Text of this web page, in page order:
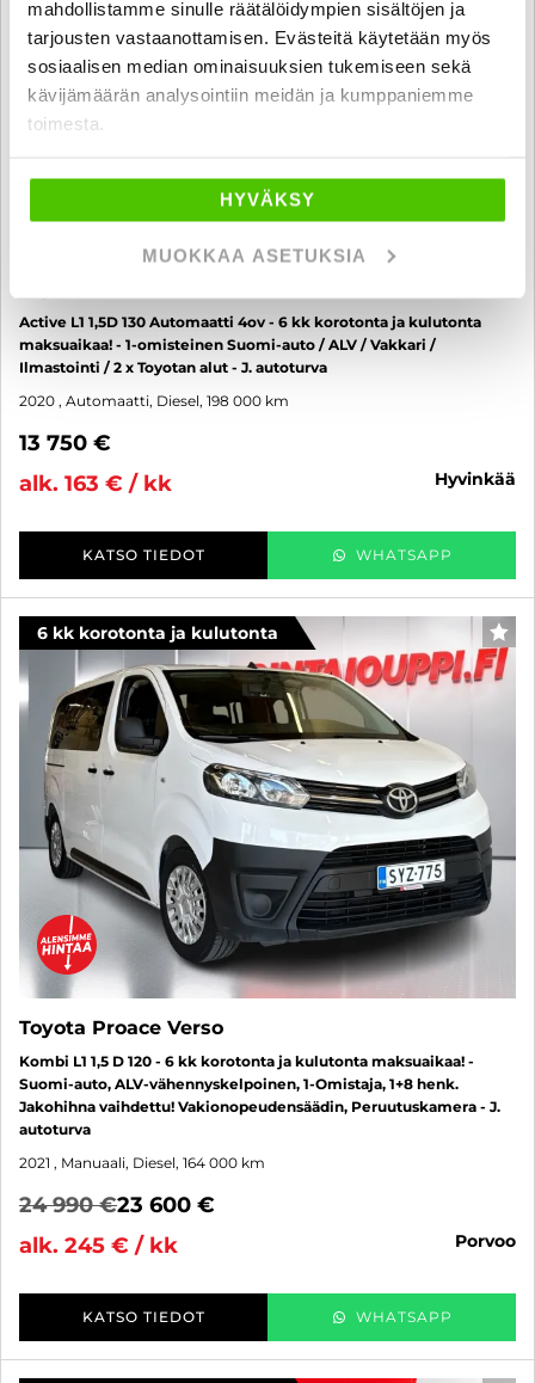
mahdollistamme sinulle räätälöidympien sisältöjen ja
tarjousten vastaanottamisen. Evästeitä käytetään myös
sosiaalisen median ominaisuuksien tukemiseen sekä
kävijämäärän analysointiin meidän ja kumppaniemme
toimesta.
HYVÄKSY
MUOKKAA ASETUKSIA
Active L1 1,5D 130 Automaatti 4ov - 6 kk korotonta ja kulutonta
maksuaikaa! - 1-omisteinen Suomi-auto / ALV / Vakkari /
Ilmastointi / 2 x Toyotan alut - J. autoturva
2020 , Automaatti, Diesel, 198 000 km
13 750 €
alk. 163 € / kk
hyvinkää
KATSO TIEDOT WHATSAPP
6 kk korotonta ja kulutonta
Toyota Proace Verso
Kombi L1 1,5 D 120 - 6 kk korotonta ja kulutonta maksuaikaa! -
Suomi-auto, ALV-vähennyskelpoinen, 1-Omistaja, 1+8 henk.
Jakohihna vaihdettu! Vakionopeudensäädin, Peruutuskamera - J.
autoturva
2021 , Manuaali, Diesel, 164 000 km
24 990 €23 600 €
alk. 245 € / kk
porvoo
KATSO TIEDOT WHATSAPP